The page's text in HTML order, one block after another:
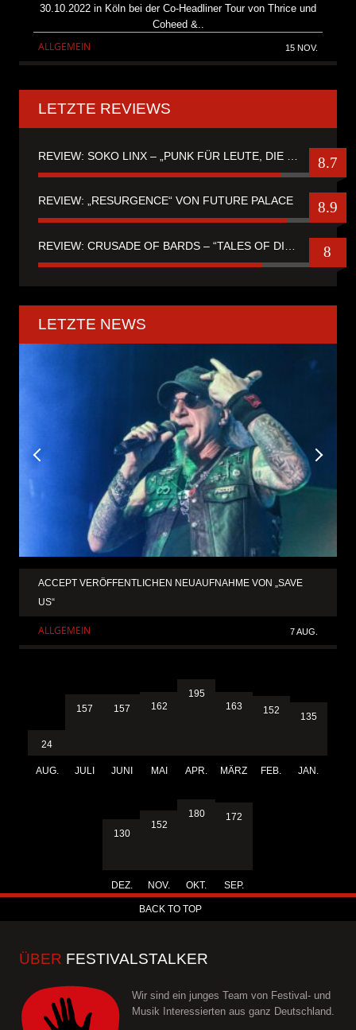
30.10.2022 in Köln bei der Co-Headliner Tour von Thrice und
Coheed &..
ALLGEMEIN 15 NOV.
LETZTE REVIEWS
8.7
REVIEW: „RESURGENCE“ VON FUTURE PALACE 8.9
8
LETZTE NEWS
ACCEPT VERÖFFENTLICHEN NEUAUFNAHME VON „SAVE
US“
ALLGEMEIN 7 AUG.
24
AUG.
157
JULI
157
JUNI
162
MAI
195
APR.
163
MÄRZ
152
FEB.
135
JAN.
130
DEZ.
152
NOV.
180
OKT.
172
SEP.
BACK TO TOP
ÜBER FESTIVALSTALKER
Wir sind ein junges Team von Festival- und
Musik Interessierten aus ganz Deutschland.